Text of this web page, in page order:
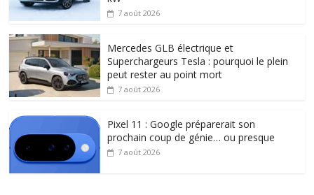
7 août 2026
Mercedes GLB électrique et
Superchargeurs Tesla : pourquoi le plein
peut rester au point mort
7 août 2026
Pixel 11 : Google préparerait son
prochain coup de génie… ou presque
7 août 2026